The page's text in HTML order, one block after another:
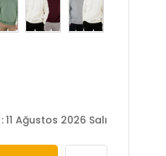
:11 Ağustos 2026 Salı